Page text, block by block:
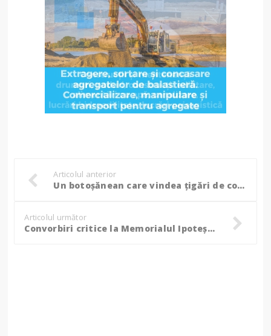
Articolul anterior
Un botoșănean care vindea țigări de contrabandă a fost amendat de jandarmi!
Articolul următor
Convorbiri critice la Memorialul Ipotești cu Ioana Bot și Adrian Tudurachi!